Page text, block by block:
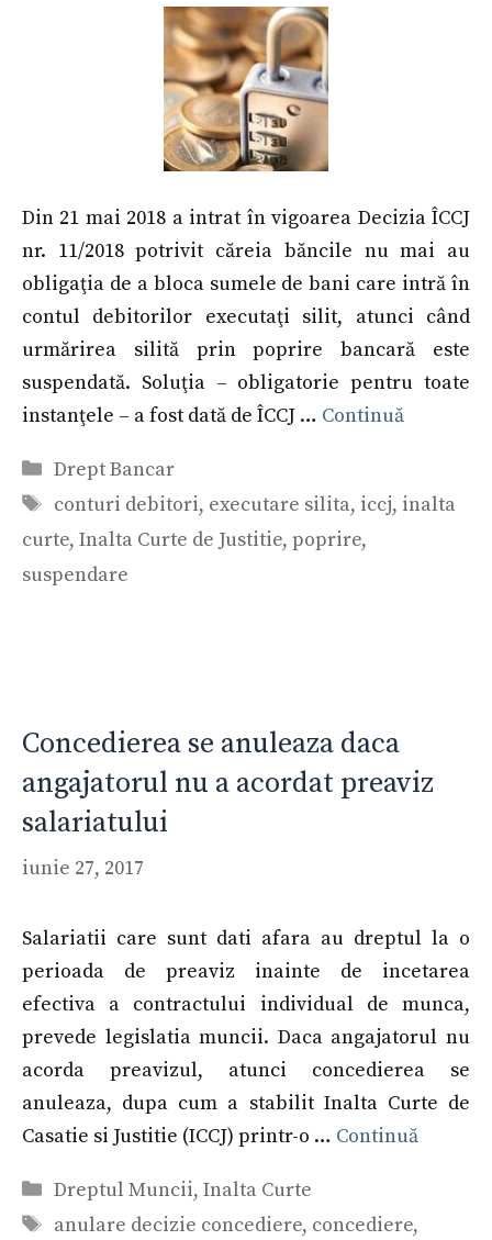
Din 21 mai 2018 a intrat în vigoarea Decizia ÎCCJ
nr. 11/2018 potrivit căreia băncile nu mai au
obligaţia de a bloca sumele de bani care intră în
contul debitorilor executaţi silit, atunci când
urmărirea silită prin poprire bancară este
suspendată. Soluţia – obligatorie pentru toate
instanţele – a fost dată de ÎCCJ … Continuă
Categorii
Drept Bancar
Etichete
conturi debitori, executare silita, iccj, inalta
curte, Inalta Curte de Justitie, poprire,
suspendare
Concedierea se anuleaza daca
angajatorul nu a acordat preaviz
salariatului
iunie 27, 2017
Salariatii care sunt dati afara au dreptul la o
perioada de preaviz inainte de incetarea
efectiva a contractului individual de munca,
prevede legislatia muncii. Daca angajatorul nu
acorda preavizul, atunci concedierea se
anuleaza, dupa cum a stabilit Inalta Curte de
Casatie si Justitie (ICCJ) printr-o … Continuă
Categorii
Dreptul Muncii, Inalta Curte
Etichete
anulare decizie concediere, concediere,